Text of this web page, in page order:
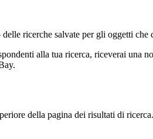
ricerche salvate per gli oggetti che
alla tua ricerca, riceverai una
della pagina dei risultati di ricerca.